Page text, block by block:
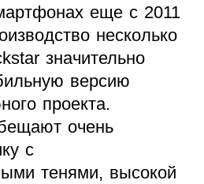
еще с 2011
несколько
значительно
версию
проекта.
очень
с
тенями, высокой